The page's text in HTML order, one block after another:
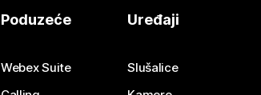
Poduzeće
Webex Suite
Uređaji
Slušalice